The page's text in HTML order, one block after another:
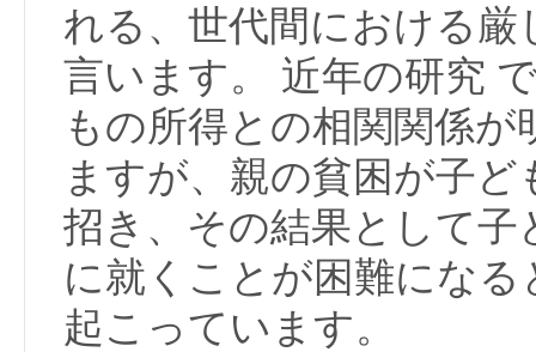
れる、世代間における厳
言います。 近年の研究
もの所得との相関関係
ますが、親の貧困が子
招き、その結果として子
に就くことが困難になる
起こっています。